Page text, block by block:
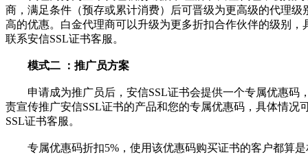
商，满足条件（预存或累计消费）后可晋级为更高级的代理级
高的优惠。白金代理商可以升级为更多折扣合作伙伴的级别，
联系安信SSL证书客服。
模式二 ：推广员方案
申请成为推广员后，安信SSL证书会提供一个专属优惠码
责宣传推广安信SSL证书的产品和您的专属优惠码，具体情况
SSL证书客服。
专属优惠码折扣5%，使用该优惠码购买证书的客户都算是